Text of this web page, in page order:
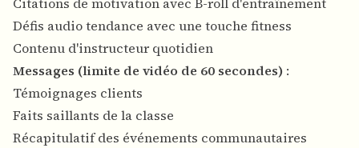
Défis audio tendance avec une touche fitness
Contenu d'instructeur quotidien
Messages (limite de vidéo de 60 secondes) :
Témoignages clients
Faits saillants de la classe
Récapitulatif des événements communautaires